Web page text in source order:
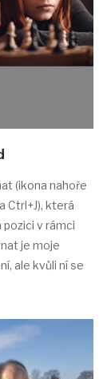
(ikona nahoře
Ctrl+J), která
v rámci
je moje
ale kvůli ní se